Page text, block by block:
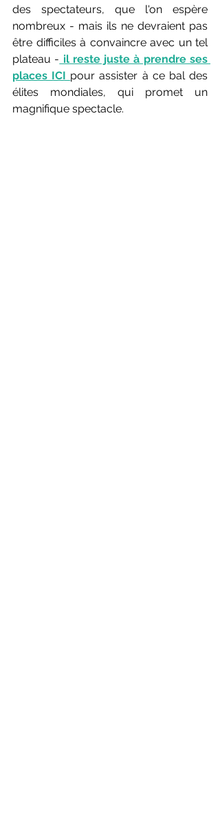
des spectateurs, que l'on espère
nombreux - mais ils ne devraient pas
être difficiles à convaincre avec un tel
plateau - il reste juste à prendre ses
places ICI pour assister à ce bal des
élites mondiales, qui promet un
magnifique spectacle.